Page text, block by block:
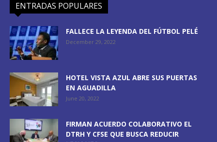
ENTRADAS POPULARES
FALLECE LA LEYENDA DEL FÚTBOL PELÉ
December 29, 2022
HOTEL VISTA AZUL ABRE SUS PUERTAS
EN AGUADILLA
June 20, 2022
FIRMAN ACUERDO COLABORATIVO EL
DTRH Y CFSE QUE BUSCA REDUCIR